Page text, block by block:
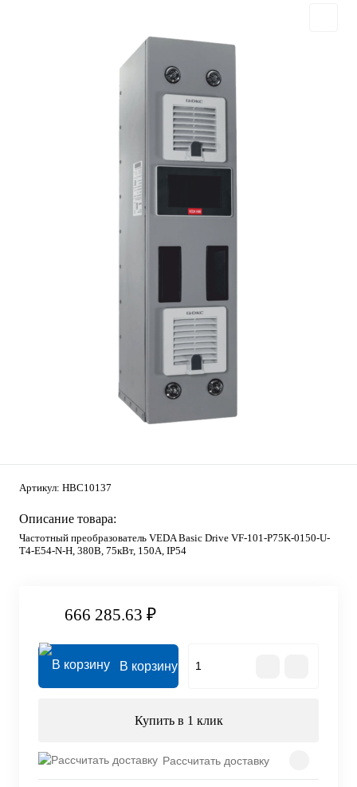
Артикул: HBC10137
Описание товара:
Частотный преобразователь VEDA Basic Drive VF-101-P75K-0150-U-
T4-E54-N-H, 380В, 75кВт, 150А, IP54
666 285.63 ₽
В корзину
Купить в 1 клик
Рассчитать доставку